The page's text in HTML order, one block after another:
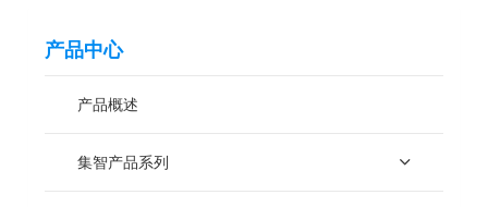
产品中心
产品概述
集智产品系列